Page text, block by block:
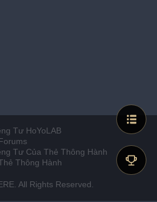
Tư HoYoLAB
Tư Của Thẻ Thông Hành
Thông Hành
All Rights Reserved.